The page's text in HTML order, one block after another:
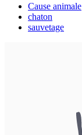
Cause animale
chaton
sauvetage